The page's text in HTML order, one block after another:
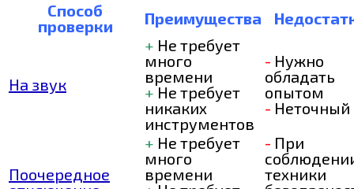
Способ
проверки
Преимущества
На звук
+ Не требует
много
времени
+Не требует
никаких
инструментов
- Нужно
обладать
опытом
- Неточный
Поочередное
+ Не требует
много
времени
- При
техники